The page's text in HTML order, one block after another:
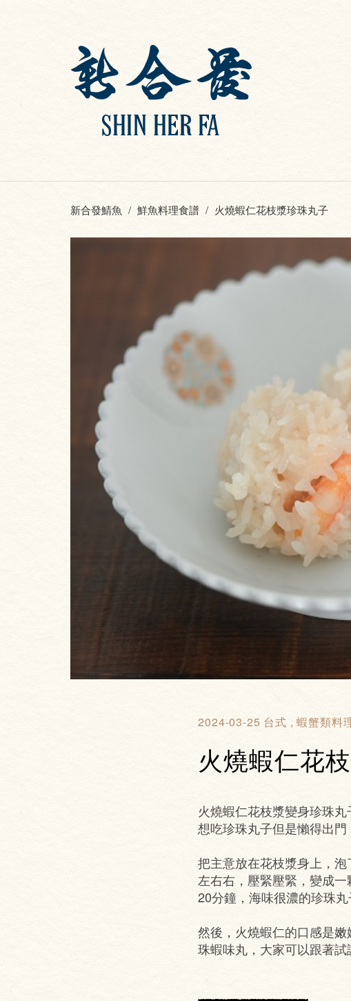
新合發鯖魚 鮮魚料理食譜 火燒蝦仁花枝漿珍珠丸子
2024-03-25 台式 蝦蟹類料
火燒蝦仁花
火燒蝦仁花枝漿變身珍珠丸
想吃珍珠丸子但是懶得出
把主意放在花枝漿身上，
左右右，壓緊壓緊，變成
20分鐘，海味很濃的珍珠
然後，火燒蝦仁的口感是
珠蝦味丸，大家可以跟著試